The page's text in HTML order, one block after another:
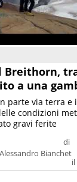
Breithorn,
a una
di
Alessandro Bianchet
parte via terra e
condizioni
gravi ferite